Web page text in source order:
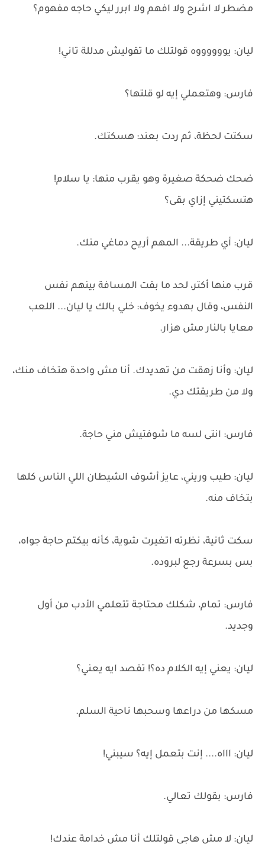
مضطر لا اشرح ولا افهم ولا ابرر ليكي حاجه مفهوم؟
ليان: يووووووه قولتلك ما تقوليش مدللة تاني!
فارس: وهتعملي إيه لو قلتها؟
سكتت لحظة، ثم ردت بعند: هسكتك.
ضحك ضحكة صغيرة وهو يقرب منها: يا سلام!
هتسكتيني إزاي بقى؟
ليان: أي طريقة... المهم أريح دماغي منك.
قرب منها أكتر، لحد ما بقت المسافة بينهم نفس
النفس، وقال بهدوء يخوف: خلي بالك يا ليان... اللعب
معايا بالنار مش هزار.
ليان: وأنا زهقت من تهديدك. أنا مش واحدة هتخاف منك،
ولا من طريقتك دي.
فارس: انتى لسه ما شوفتيش مني حاجة.
ليان: طيب وريني، عايز أشوف الشيطان اللي الناس كلها
بتخاف منه.
سكت ثانية، نظرته اتغيرت شوية، كأنه بيكتم حاجة جواه،
بس بسرعة رجع لبروده.
فارس: تمام، شكلك محتاجة تتعلمي الأدب من أول
وجديد.
ليان: يعني إيه الكلام ده؟! تقصد ايه يعني؟
مسكها من دراعها وسحبها ناحية السلم.
ليان: اااه.... إنت بتعمل إيه؟ سيبني!
فارس: بقولك تعالي.
ليان: لا مش هاجى قولتلك أنا مش خدامة عندك!